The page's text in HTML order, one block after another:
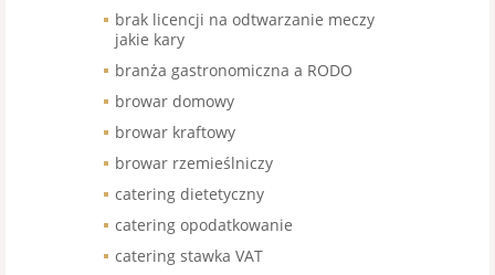
brak licencji na odtwarzanie meczy
jakie kary
branża gastronomiczna a RODO
browar domowy
browar kraftowy
browar rzemieślniczy
catering dietetyczny
catering opodatkowanie
catering stawka VAT